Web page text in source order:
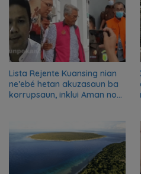
Lista Rejente Kuansing nian
ne’ebé hetan akuzasaun ba
korrupsaun, inklui Aman no